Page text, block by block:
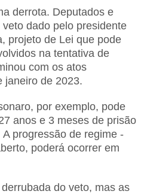
derrota. Deputados e
dado pelo presidente
projeto de Lei que pode
na tentativa de
com os atos
janeiro de 2023.
por exemplo, pode
anos e 3 meses de prisão
progressão de regime -
poderá ocorrer em
do veto, mas as